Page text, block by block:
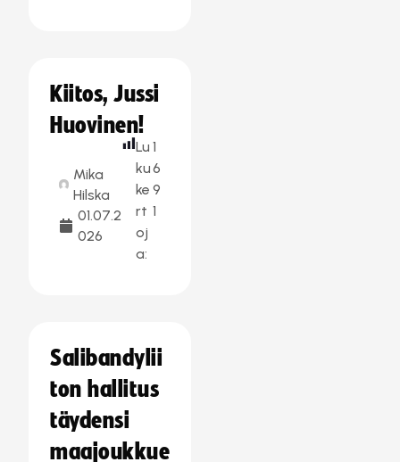
Kiitos, Jussi
Huovinen!
Mika
Hilska
01.07.2
026
Lu
ku
ke
rt
oj
a:
1
6
9
1
Salibandylii
ton hallitus
täydensi
maajoukkue